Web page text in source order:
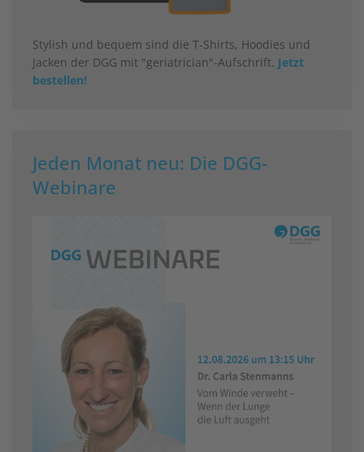
Stylish und bequem sind die T-Shirts, Hoodies und
Jacken der DGG mit "geriatrician"-Aufschrift. Jetzt
bestellen!
Jeden Monat neu: Die DGG-
Webinare